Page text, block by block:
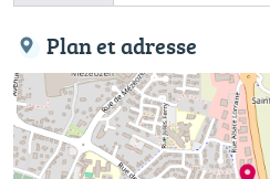
Plan et adresse